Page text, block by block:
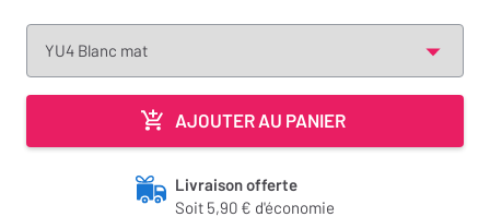
AJOUTER AU PANIER
Livraison offerte
Soit 5,90 € d'économie